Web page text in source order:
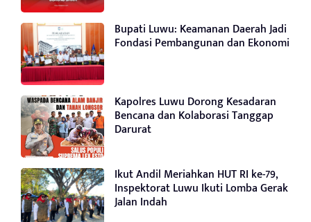
Bupati Luwu: Keamanan Daerah Jadi
Fondasi Pembangunan dan Ekonomi
Kapolres Luwu Dorong Kesadaran
Bencana dan Kolaborasi Tanggap
Darurat
Ikut Andil Meriahkan HUT RI ke-79,
Inspektorat Luwu Ikuti Lomba Gerak
Jalan Indah